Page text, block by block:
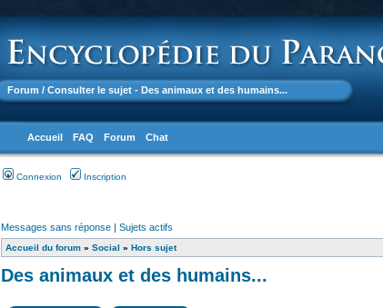
Forum / Consulter le sujet - Des animaux et des humains...
Accueil FAQ Forum Chat
Connexion Inscription
Messages sans réponse| Sujets actifs
Accueil du forum» Social » Hors sujet
Des animaux et des humains...